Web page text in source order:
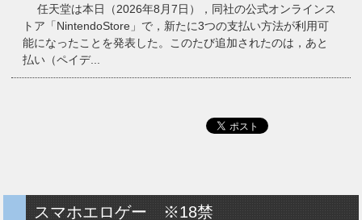
任天堂は本日（2026年8月7日），同社の公式オンラインス
トア「NintendoStore」で，新たに3つの支払い方法が利用可
能になったことを発表した。このたび追加されたのは，あと
払い（ペイデ...
スマホエロゲー ※18禁